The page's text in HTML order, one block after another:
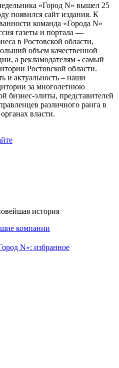
«Город N» вышел 25
появился сайт издания. К
команда «Города N»
газеты и портала —
в Ростовской области,
объем качественной
а рекламодателям - самый
Ростовской области.
и актуальность – наши
за многолетнюю
бизнес-элиты, представителей
различного ранга в
власти.
история
компании
N»: избранное